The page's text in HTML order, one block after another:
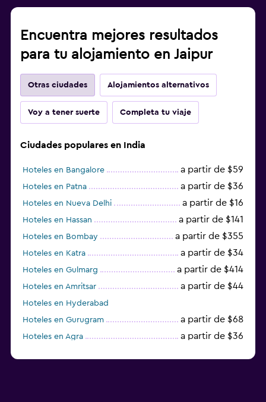
Encuentra mejores resultados
para tu alojamiento en Jaipur
Otras ciudades Alojamientos alternativos
Voy a tener suerte Completa tu viaje
Ciudades populares en India
Hoteles en Bangalore a partir de $59
Hoteles en Patna a partir de $36
Hoteles en Nueva Delhi a partir de $16
Hoteles en Hassan a partir de $141
Hoteles en Bombay a partir de $355
Hoteles en Katra a partir de $34
Hoteles en Gulmarg a partir de $414
Hoteles en Amritsar a partir de $44
Hoteles en Hyderabad
Hoteles en Gurugram
a partir de $68
Hoteles en Agra a partir de $36